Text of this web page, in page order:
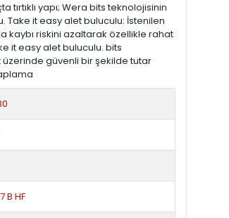
yapı; Wera bits teknolojisinin
Take it easy alet buluculu: İstenilen
kaybı riskini azaltarak özellikle rahat
it easy alet buluculu. bits
güvenli bir şekilde tutar
B HF